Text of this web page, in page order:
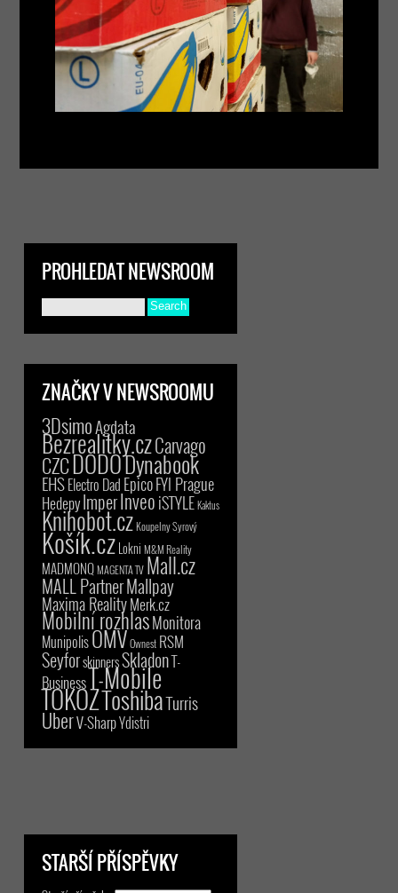
PROHLEDAT NEWSROOM
ZNAČKY V NEWSROOMU
3DsimoAgdata
Bezrealitky.czCarvago
CZCDODODynabook
EHSElectro Dad EpicoFYI Prague
HedepyImperInveoiSTYLE Kaktus
Knihobot.czKoupelny Syrový
Košík.czLokni M&M Reality
MADMONQMAGENTA TV Mall.cz
MALL PartnerMallpay
Maxima RealityMerk.cz
Mobilní rozhlasMonitora
MunipolisOMVOwnest RSM
SeyforskinnersSkladonT-
BusinessT-Mobile
TOKOZToshibaTurris
UberV-SharpYdistri
STARŠÍ PŘÍSPĚVKY